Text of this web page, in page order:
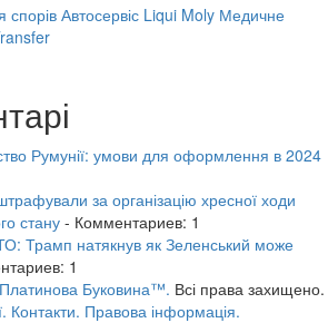
спорів Автосервіс Liqui Moly Медичне
Румунії: умови для оформлення в 2024
за організацію хресної ходи
стану - Комментариев: 1
Трамп натякнув як Зеленський може
1
Платинова Буковина™. Всі права захищено.
Контакти. Правова інформація.